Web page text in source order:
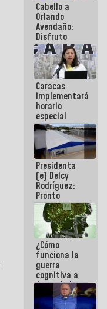
Cabello a
Orlando
Avendaño:
Disfruto
cada vez
que escribes
porque lo
que haces
es
embarrarla
Caracas
implementará
horario
especial
para
adaptarse
al plan de
ahorro
energético
Presidenta
(e) Delcy
Rodríguez:
Pronto
restableceremos
las
operaciones
en el
Aeropuerto
Internacional
de
Maiquetía
¿Cómo
funciona la
guerra
cognitiva a
favor de la
narrativa
hegemónica?